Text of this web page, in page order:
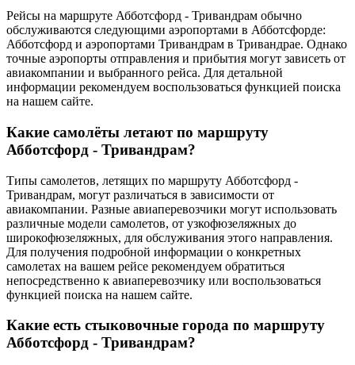
Рейсы на маршруте Абботсфорд - Тривандрам обычно
обслуживаются следующими аэропортами в Абботсфорде:
Абботсфорд и аэропортами Тривандрам в Тривандрае. Однако
точные аэропорты отправления и прибытия могут зависеть от
авиакомпании и выбранного рейса. Для детальной
информации рекомендуем воспользоваться функцией поиска
на нашем сайте.
Какие самолёты летают по маршруту
Абботсфорд - Тривандрам?
Типы самолетов, летящих по маршруту Абботсфорд -
Тривандрам, могут различаться в зависимости от
авиакомпании. Разные авиаперевозчики могут использовать
различные модели самолетов, от узкофюзеляжных до
широкофюзеляжных, для обслуживания этого направления.
Для получения подробной информации о конкретных
самолетах на вашем рейсе рекомендуем обратиться
непосредственно к авиаперевозчику или воспользоваться
функцией поиска на нашем сайте.
Какие есть стыковочные города по маршруту
Абботсфорд - Тривандрам?